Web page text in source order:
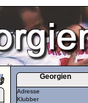
Georgien
Adresse
Klubber